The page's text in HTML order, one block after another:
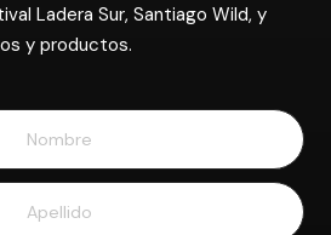
Ladera Sur, Santiago Wild, y
y productos.